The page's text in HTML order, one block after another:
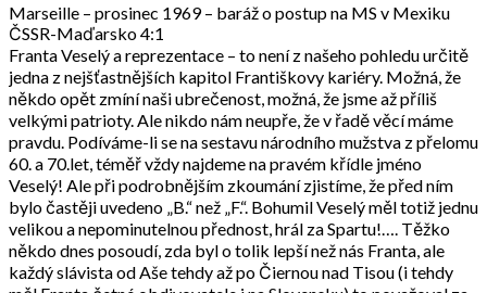
Marseille – prosinec 1969 – baráž o postup na MS v Mexiku
ČSSR-Maďarsko 4:1
Franta Veselý a reprezentace – to není z našeho pohledu určitě
jedna z nejšťastnějších kapitol Františkovy kariéry. Možná, že
někdo opět zmíní naši ubrečenost, možná, že jsme až příliš
velkými patrioty. Ale nikdo nám neupře, že v řadě věcí máme
pravdu. Podíváme-li se na sestavu národního mužstva z přelomu
60. a 70.let, téměř vždy najdeme na pravém křídle jméno
Veselý! Ale při podrobnějším zkoumání zjistíme, že před ním
bylo častěji uvedeno „B.“ než „F.“. Bohumil Veselý měl totiž jednu
velikou a nepominutelnou přednost, hrál za Spartu!…. Těžko
někdo dnes posoudí, zda byl o tolik lepší než nás Franta, ale
každý slávista od Aše tehdy až po Čiernou nad Tisou (i tehdy